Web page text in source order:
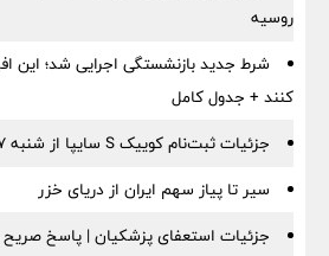
روسیه
کنند + جدول کامل
جزئیات ثبت‌نام کوییک S سایپا از شنبه ۱۷ مرداد + جدول شرایط
سیر تا پیاز سهم ایران از دریای خزر
جزئیات استعفای پزشکیان | پاسخ